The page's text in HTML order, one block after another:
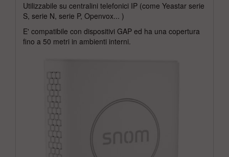
Utilizzabile su centralini telefonici IP (come Yeastar serie
S, serie N, serie P, Openvox... )
E' compatibile con dispositivi GAP ed ha una copertura
fino a 50 metri in ambienti interni.